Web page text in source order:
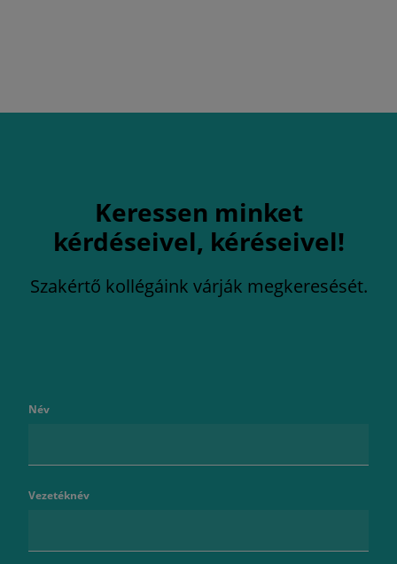
Keressen minket
kérdéseivel, kéréseivel!
Szakértő kollégáink várják megkeresését.
Név
Vezetéknév